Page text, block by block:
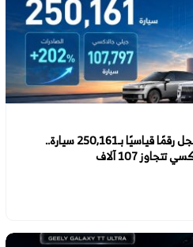
مبيعات جيلي في يوليو 2026 تسجل رقمًا قياسيًا بـ250,161 سيارة..